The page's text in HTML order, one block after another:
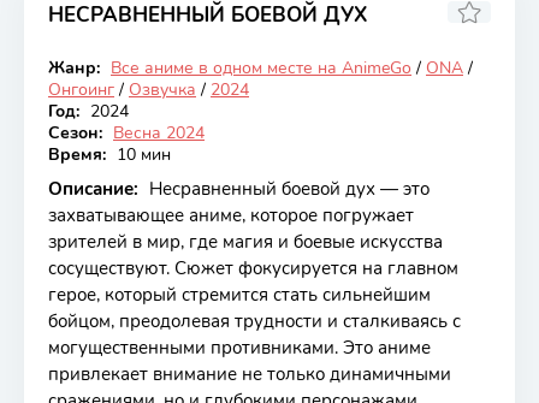
НЕСРАВНЕННЫЙ БОЕВОЙ ДУХ
Онгоинг
7.13
Жанр: Все аниме в одном месте на AnimeGo / ONA /
Онгоинг / Озвучка / 2024
Год: 2024
Сезон: Весна 2024
Время: 10 мин
Описание: Несравненный боевой дух — это
захватывающее аниме, которое погружает
зрителей в мир, где магия и боевые искусства
сосуществуют. Сюжет фокусируется на главном
герое, который стремится стать сильнейшим
бойцом, преодолевая трудности и сталкиваясь с
могущественными противниками. Это аниме
привлекает внимание не только динамичными